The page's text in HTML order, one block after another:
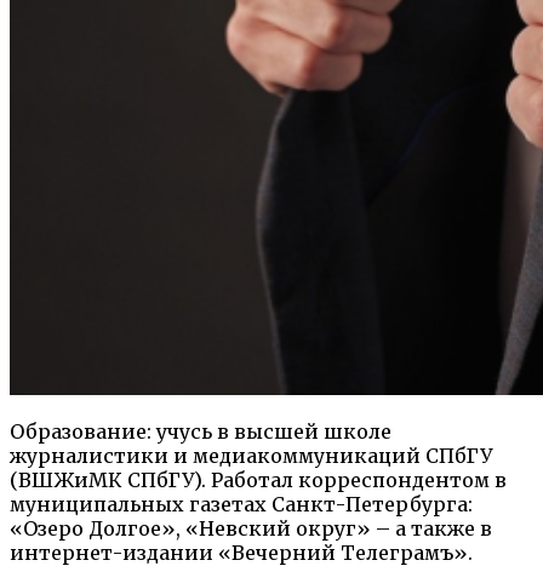
Образование: учусь в высшей школе
журналистики и медиакоммуникаций СПбГУ
(ВШЖиМК СПбГУ). Работал корреспондентом в
муниципальных газетах Санкт-Петербурга:
«Озеро Долгое», «Невский округ» – а также в
интернет-издании «Вечерний Телеграмъ».